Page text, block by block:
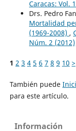
Caracas: Vol.
Drs. Pedro
Mortalidad
(1969-2008) ,
Núm. 2 (2012)
1 2 3 4 5 6 7 8 9 10 >
También puede
para este artículo.
Información